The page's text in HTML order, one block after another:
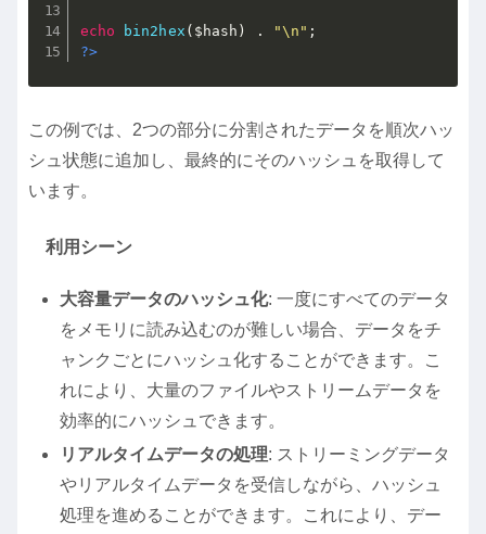
echo bin2hex ( $hash ) . "\n" ;
?>
この例では、2つの部分に分割されたデータを順次ハッ
シュ状態に追加し、最終的にそのハッシュを取得して
います。
利用シーン
大容量データのハッシュ化: 一度にすべてのデータ
をメモリに読み込むのが難しい場合、データをチ
ャンクごとにハッシュ化することができます。こ
れにより、大量のファイルやストリームデータを
効率的にハッシュできます。
リアルタイムデータの処理: ストリーミングデータ
やリアルタイムデータを受信しながら、ハッシュ
処理を進めることができます。これにより、デー